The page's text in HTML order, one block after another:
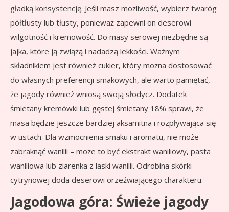
gładką konsystencję. Jeśli masz możliwość, wybierz twaróg
półtłusty lub tłusty, ponieważ zapewni on deserowi
wilgotność i kremowość. Do masy serowej niezbędne są
jajka, które ją zwiążą i nadadzą lekkości. Ważnym
składnikiem jest również cukier, który można dostosować
do własnych preferencji smakowych, ale warto pamiętać,
że jagody również wniosą swoją słodycz. Dodatek
śmietany kremówki lub gęstej śmietany 18% sprawi, że
masa będzie jeszcze bardziej aksamitna i rozpływająca się
w ustach. Dla wzmocnienia smaku i aromatu, nie może
zabraknąć wanilii – może to być ekstrakt waniliowy, pasta
waniliowa lub ziarenka z laski wanilii. Odrobina skórki
cytrynowej doda deserowi orzeźwiającego charakteru.
Jagodowa góra: Świeże jagody